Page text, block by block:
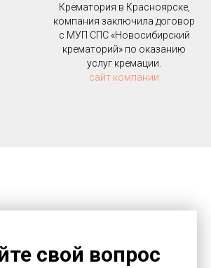
Крематория в Красноярске,
компания заключила договор
с МУП СПС «Новосибирский
крематорий» по оказанию
услуг кремации.
сайт компании
свой вопрос